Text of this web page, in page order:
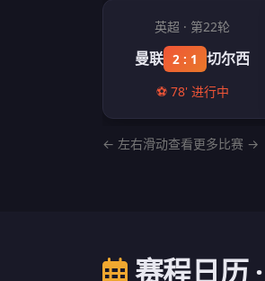
英超 · 第22轮
曼联 2 : 1 切尔西
⚽ 78' 进行中
← 左右滑动查看更多比赛 →
赛程日历